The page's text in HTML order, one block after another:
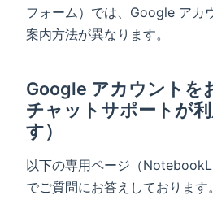
フォーム）では、Google アカ
案内方法が異なります。
Google アカウントを
チャットサポートが
す）
以下の専用ページ（
でご質問にお答えしております。